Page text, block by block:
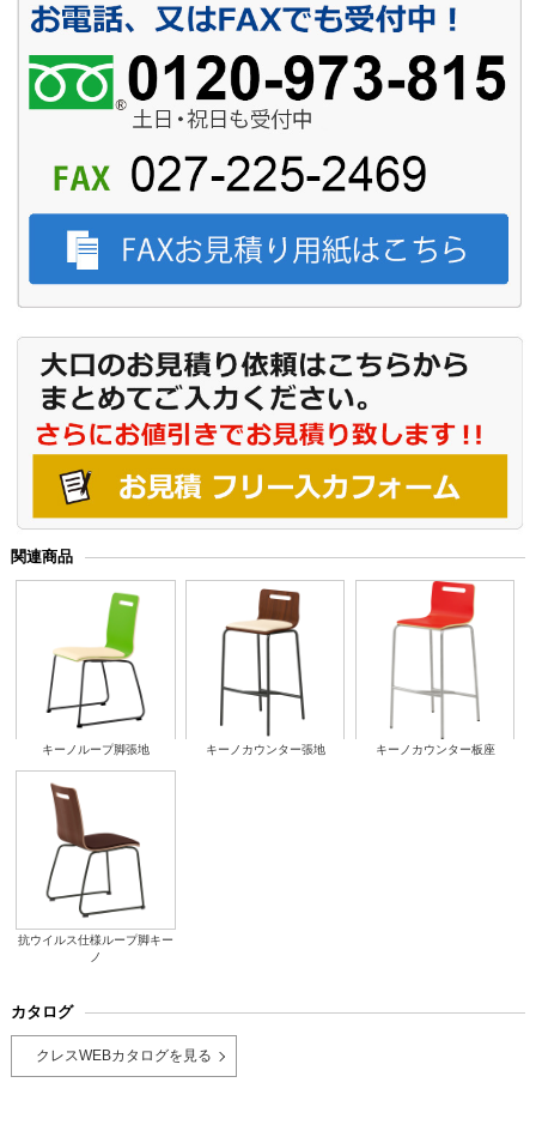
関連商品
キーノループ脚張地 キーノカウンター張地 キーノカウンター板座
抗ウイルス仕様ループ脚キー
ノ
カタログ
クレスWEBカタログを見る